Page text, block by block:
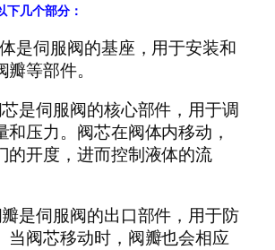
下几个部分：
是伺服阀的基座，用于安装和
等部件。
是伺服阀的核心部件，用于调
和压力。阀芯在阀体内移动，
的开度，进而控制液体的流
是伺服阀的出口部件，用于防
当阀芯移动时，阀瓣也会相应